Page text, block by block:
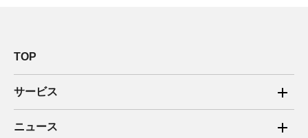
TOP
サービス
ご家庭向け電力サービス
ニュース